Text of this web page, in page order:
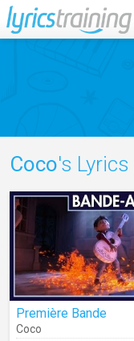
Coco's Lyrics
Première Bande
Coco